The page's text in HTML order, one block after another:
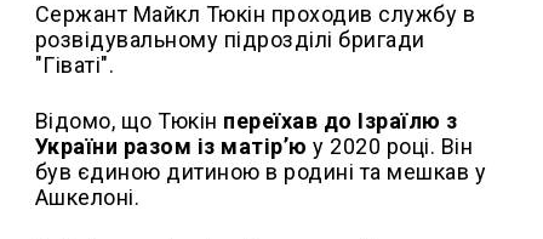
Сержант Майкл Тюкін проходив службу в
розвідувальному підрозділі бригади
"Гіваті".
Відомо, що Тюкін переїхав до Ізраїлю з
України разом із матір’ю у 2020 році. Він
був єдиною дитиною в родині та мешкав у
Ашкелоні.